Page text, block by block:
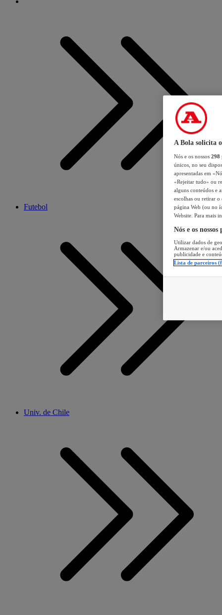
Futebol
Univ. de Chile
A Bola solicita
Nós e os nossos 298
únicos, no seu
apresentadas em
«Rejeitar tudo» ou
alguns conteúdos e
escolhas ou retirar
página Web (ou no
Website. Para mais
Nós e os
Utilizar dados de
Armazenar e/ou
publicidade e
Lista de parceiros